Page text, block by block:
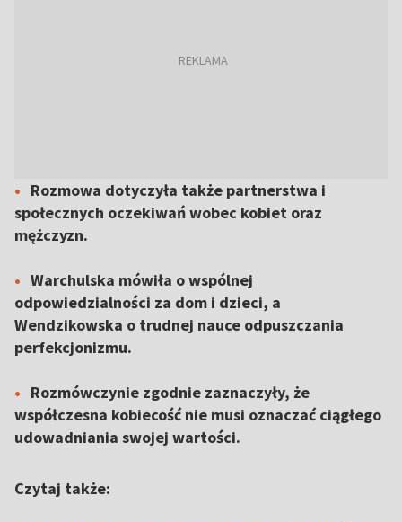
Rozmowa dotyczyła także partnerstwa i
społecznych oczekiwań wobec kobiet oraz
mężczyzn.
Warchulska mówiła o wspólnej
odpowiedzialności za dom i dzieci, a
Wendzikowska o trudnej nauce odpuszczania
perfekcjonizmu.
Rozmówczynie zgodnie zaznaczyły, że
współczesna kobiecość nie musi oznaczać ciągłego
udowadniania swojej wartości.
Czytaj także: